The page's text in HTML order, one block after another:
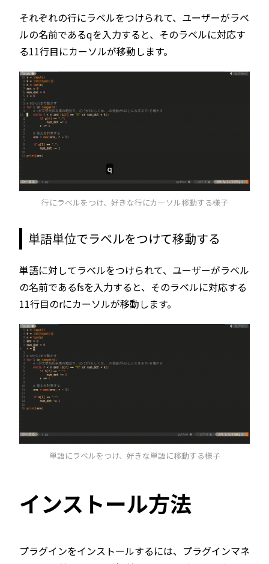
それぞれの行にラベルをつけられて、ユーザーがラベ
ルの名前であるqを入力すると、そのラベルに対応す
る11行目にカーソルが移動します。
行にラベルをつけ、好きな行にカーソル移動する様子
単語単位でラベルをつけて移動する
単語に対してラベルをつけられて、ユーザーがラベル
の名前であるfsを入力すると、そのラベルに対応する
11行目のrにカーソルが移動します。
単語にラベルをつけ、好きな単語に移動する様子
インストール方法
プラグインをインストールするには、プラグインマネ